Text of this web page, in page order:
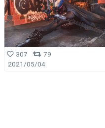
307
79
2021/05/04